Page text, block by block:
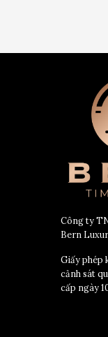
Công ty
Bern
Giấy phép
cảnh sát
cấp ngày